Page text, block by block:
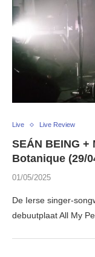
Live Live Review
SEÁN BEING +
Botanique (29/
01/05/2025
De Ierse singer-
debuutplaat All My